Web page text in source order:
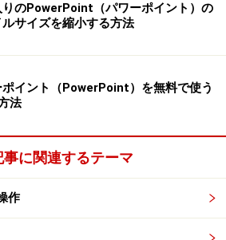
ショー実行中に使う機能なので、
で設定する
クリックし、どの言語で話し、ど
るかを指定します。ここでは「話
語」を「英語」に変更すると、日
語に同時翻訳することができま
りのPowerPoint（パワーポイント）の
ルサイズを縮小する方法
イント（PowerPoint）を無料で使う
法
事に関連するテーマ
作